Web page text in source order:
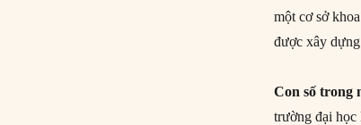
một cơ sở
được xây
Con số trong
trường đại học